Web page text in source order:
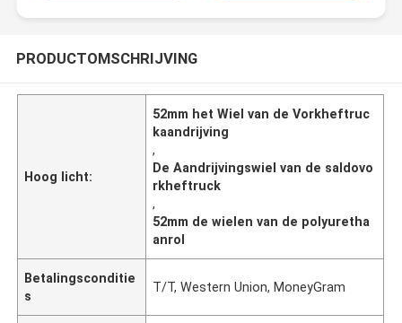
PRODUCTOMSCHRIJVING
Hoog licht:
52mm het Wiel van de Vorkheftruc
kaandrijving
,
De Aandrijvingswiel van de saldovo
rkheftruck
,
52mm de wielen van de polyuretha
anrol
Betalingsconditie
s
T/T, Western Union, MoneyGram